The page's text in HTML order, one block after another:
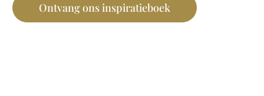
Ontvang ons inspiratieboek